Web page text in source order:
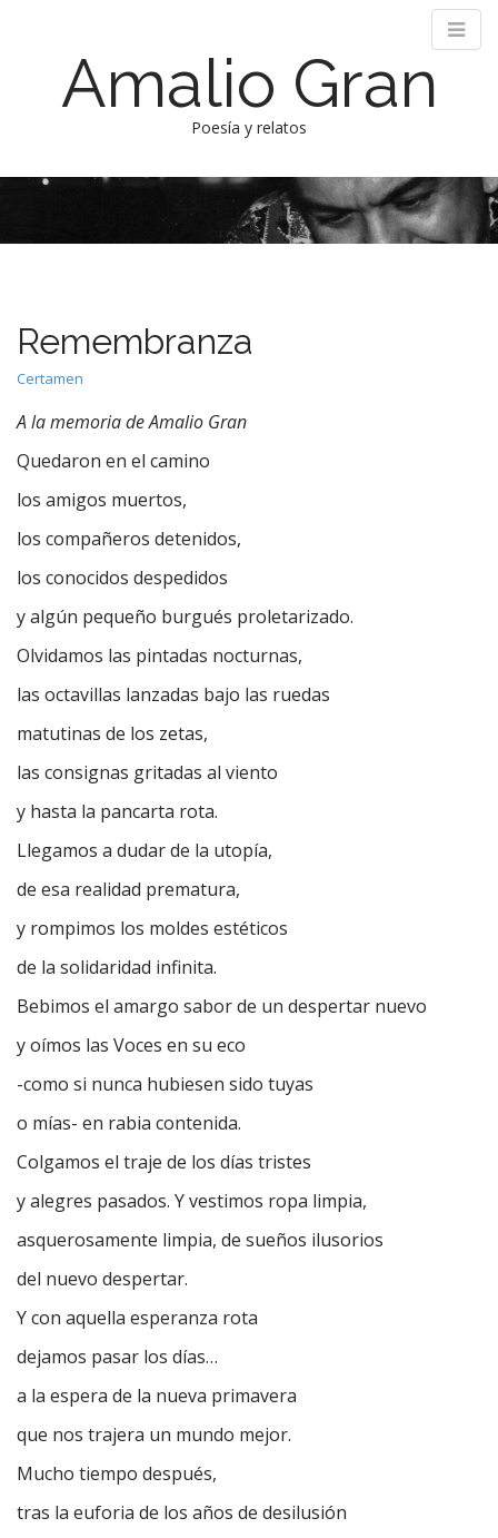
Amalio Gran
Poesía y relatos
M
n
u
p
o
t
e
t
Remembranza
Certamen
A la memoria de Amalio Gran
Quedaron en el camino
los amigos muertos,
los compañeros detenidos,
los conocidos despedidos
y algún pequeño burgués proletarizado.
Olvidamos las pintadas nocturnas,
las octavillas lanzadas bajo las ruedas
matutinas de los zetas,
las consignas gritadas al viento
y hasta la pancarta rota.
Llegamos a dudar de la utopía,
de esa realidad prematura,
y rompimos los moldes estéticos
de la solidaridad infinita.
Bebimos el amargo sabor de un despertar nuevo
y oímos las Voces en su eco
-como si nunca hubiesen sido tuyas
o mías- en rabia contenida.
Colgamos el traje de los días tristes
y alegres pasados. Y vestimos ropa limpia,
asquerosamente limpia, de sueños ilusorios
del nuevo despertar.
Y con aquella esperanza rota
dejamos pasar los días…
a la espera de la nueva primavera
que nos trajera un mundo mejor.
Mucho tiempo después,
tras la euforia de los años de desilusión